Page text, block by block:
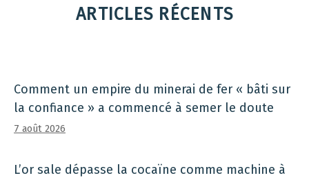
ARTICLES RÉCENTS
Comment un empire du minerai de fer « bâti sur
la confiance » a commencé à semer le doute
7 août 2026
L’or sale dépasse la cocaïne comme machine à